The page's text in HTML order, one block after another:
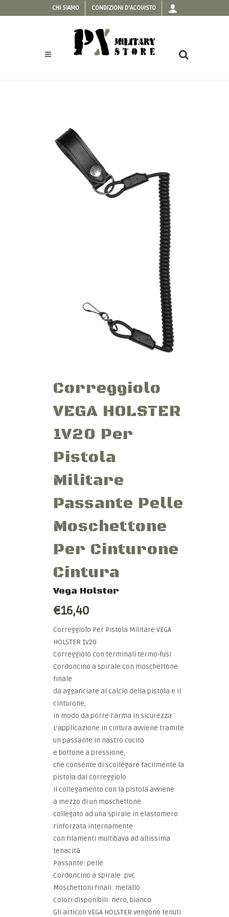
CHI SIAMO CONDIZIONI D'ACQUISTO
Correggiolo
VEGA HOLSTER
1V20 Per
Pistola
Militare
Passante Pelle
Moschettone
Per Cinturone
Cintura
Vega Holster
€16,40
Correggiolo Per Pistola Militare VEGA
HOLSTER 1V20
Correggiolo con terminali termo-fusi
Cordoncino a spirale con moschettone
finale
da agganciare al calcio della pistola e il
cinturone,
in modo da porre l'arma in sicurezza
L'applicazione in cintura avviene tramite
un passante in nastro cucito
e bottone a pressione,
che consente di scollegare facilmente la
pistola dal correggiolo
Il collegamento con la pistola avviene
a mezzo di un moschettone
collegato ad una spirale in elastomero
rinforzata internamente
con filamenti multibava ad altissima
tenacità
Passante: pelle
Cordoncino a spirale: pvc
Moschettoni finali: metallo
Colori disponibili: nero, bianco
Gli articoli VEGA HOLSTER vengono tenuti